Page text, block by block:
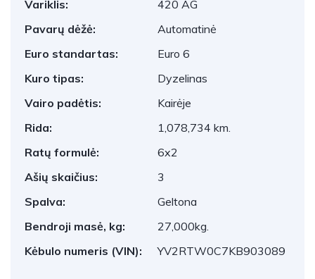
Variklis:
420 AG
Pavarų dėžė:
Automatinė
Euro standartas:
Euro 6
Kuro tipas:
Dyzelinas
Vairo padėtis:
Kairėje
Rida:
1,078,734 km.
Ratų formulė:
6x2
Ašių skaičius:
3
Spalva:
Geltona
Bendroji masė, kg:
27,000kg.
Kėbulo numeris (VIN):
YV2RTW0C7KB903089